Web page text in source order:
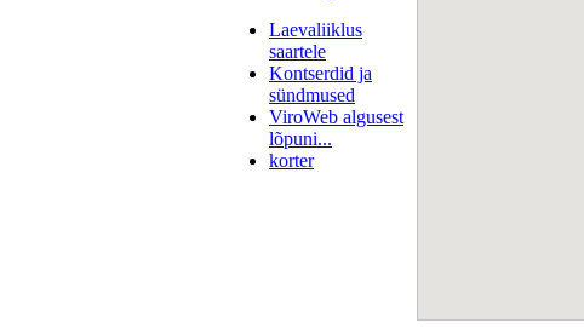
Laevaliiklus
saartele
Kontserdid ja
sündmused
ViroWeb algusest
lõpuni...
korter